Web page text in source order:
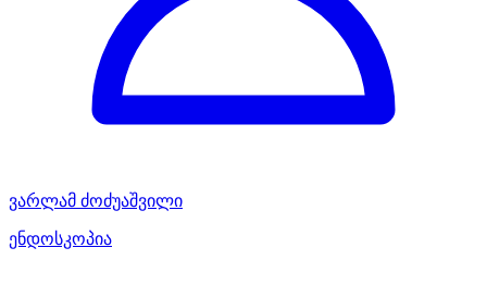
ვარლამ ძოძუაშვილი
ენდოსკოპია